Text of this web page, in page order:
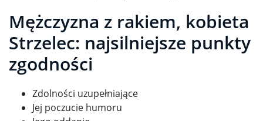
Mężczyzna z rakiem, kobieta
Strzelec: najsilniejsze punkty
zgodności
Zdolności uzupełniające
Jej poczucie humoru